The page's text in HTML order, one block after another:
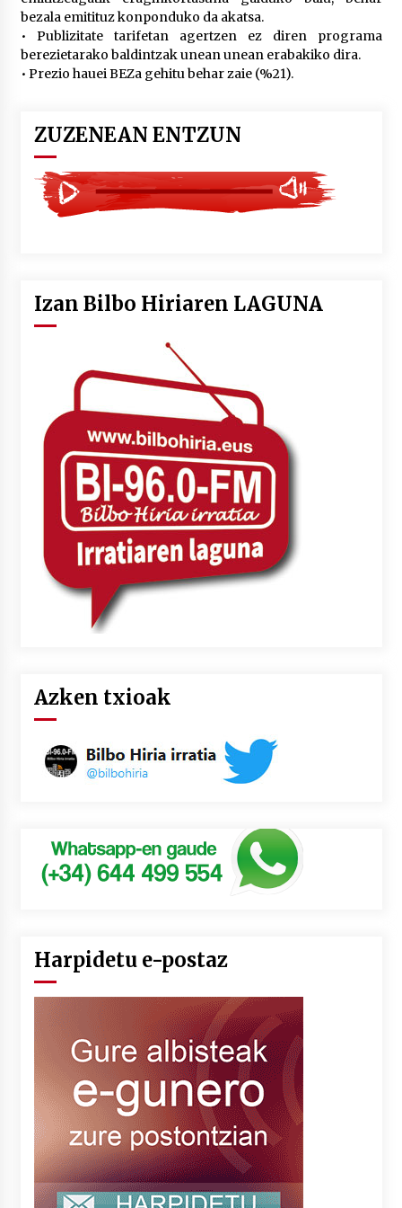
2026/07/03
MUSIBLA #297: Bide, Boards Of Canada, Somak,
Tiga, Twisted Teens, Underscores, Habia
bezala emitituz konponduko da akatsa.
• Publizitate tarifetan agertzen ez diren programa
berezietarako baldintzak unean unean erabakiko dira.
• Prezio hauei BEZa gehitu behar zaie (%21).
ZUZENEAN ENTZUN
Izan Bilbo Hiriaren LAGUNA
Azken txioak
Harpidetu e-postaz